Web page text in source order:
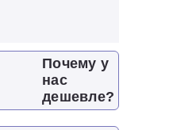
Почему у
нас
дешевле?